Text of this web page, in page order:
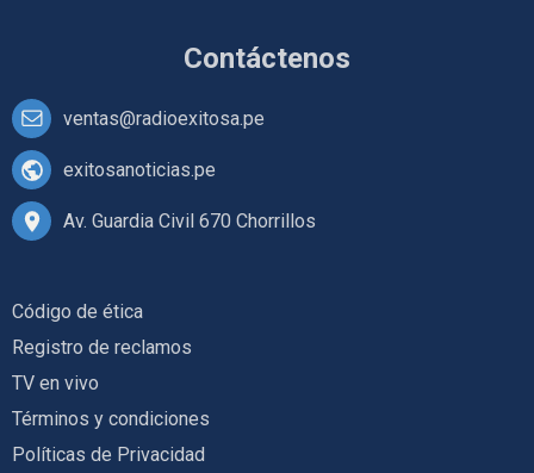
Contáctenos
ventas@radioexitosa.pe
exitosanoticias.pe
Av. Guardia Civil 670 Chorrillos
Código de ética
Registro de reclamos
TV en vivo
Términos y condiciones
Políticas de Privacidad